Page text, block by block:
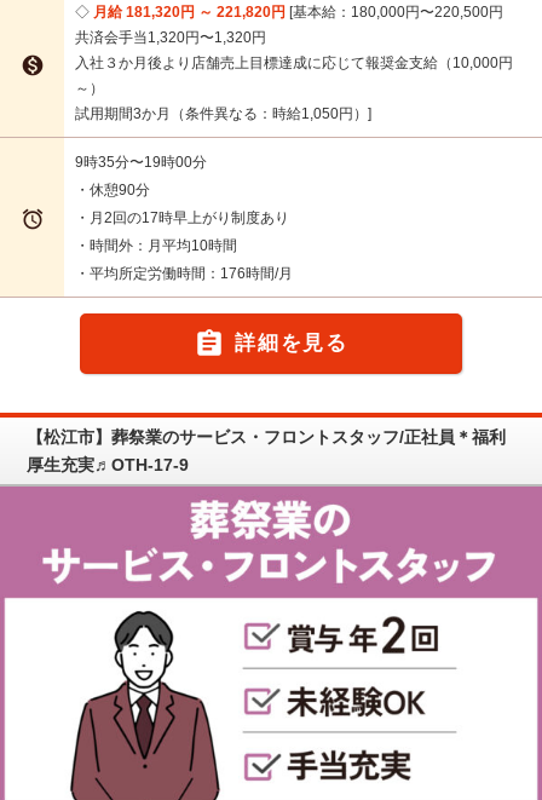

月給 181,320円 ～ 221,820円 基本給：180,000円〜220,500円
共済会手当1,320円〜1,320円
入社３か月後より店舗売上目標達成に応じて報奨金支給（10,000円
～）
試用期間3か月（条件異なる：時給1,050円）

9時35分〜19時00分
・休憩90分
・月2回の17時早上がり制度あり
・時間外：月平均10時間
・平均所定労働時間：176時間/月
 詳細を見る
【松江市】葬祭業のサービス・フロントスタッフ/正社員＊福利
厚生充実♬OTH-17-9